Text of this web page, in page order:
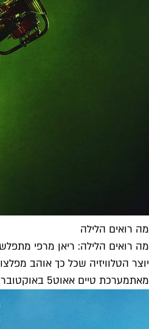
מה רואים הלילה
מה רואים הלילה: ריאן מרפי
יוצר הטלוויזיה שכל כך אוהב
מאתמערכת טיים אאוט5 באוקטובר 2025